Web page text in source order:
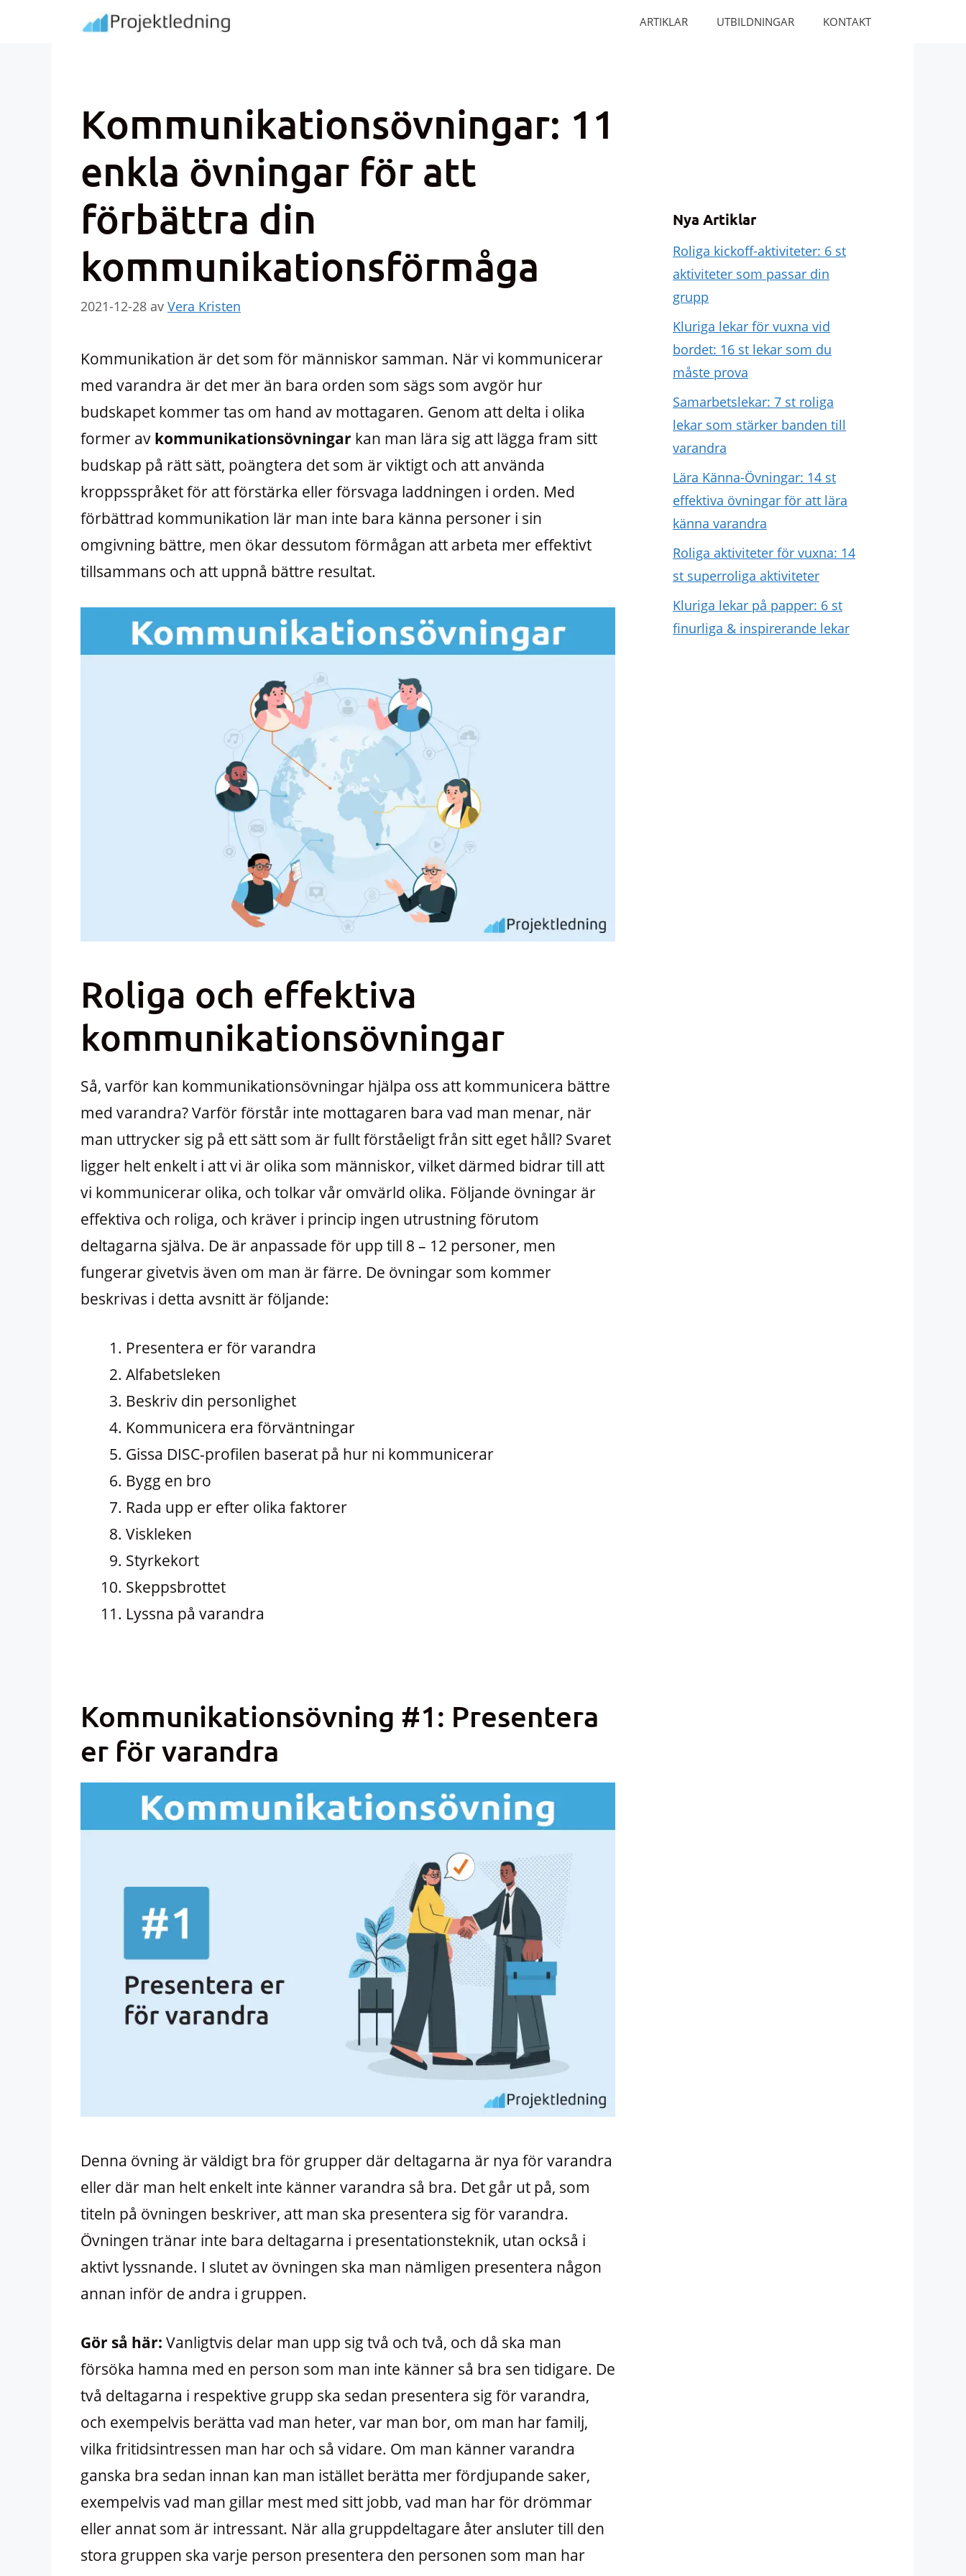
ARTIKLAR UTBILDNINGAR KONTAKT
Kommunikationsövningar: 11
enkla övningar för att
förbättra din
kommunikationsförmåga
2021-12-28 av Vera Kristen
Kommunikation är det som för människor samman. När vi kommunicerar
med varandra är det mer än bara orden som sägs som avgör hur
budskapet kommer tas om hand av mottagaren. Genom att delta i olika
former av kommunikationsövningar kan man lära sig att lägga fram sitt
budskap på rätt sätt, poängtera det som är viktigt och att använda
kroppsspråket för att förstärka eller försvaga laddningen i orden. Med
förbättrad kommunikation lär man inte bara känna personer i sin
omgivning bättre, men ökar dessutom förmågan att arbeta mer effektivt
tillsammans och att uppnå bättre resultat.
Roliga och effektiva
kommunikationsövningar
Så, varför kan kommunikationsövningar hjälpa oss att kommunicera bättre
med varandra? Varför förstår inte mottagaren bara vad man menar, när
man uttrycker sig på ett sätt som är fullt förståeligt från sitt eget håll? Svaret
ligger helt enkelt i att vi är olika som människor, vilket därmed bidrar till att
vi kommunicerar olika, och tolkar vår omvärld olika. Följande övningar är
effektiva och roliga, och kräver i princip ingen utrustning förutom
deltagarna själva. De är anpassade för upp till 8 – 12 personer, men
fungerar givetvis även om man är färre. De övningar som kommer
beskrivas i detta avsnitt är följande:
Presentera er för varandra
Alfabetsleken
Beskriv din personlighet
Kommunicera era förväntningar
Gissa DISC-profilen baserat på hur ni kommunicerar
Bygg en bro
Rada upp er efter olika faktorer
Viskleken
Styrkekort
Skeppsbrottet
Lyssna på varandra
Kommunikationsövning #1: Presentera
er för varandra
Denna övning är väldigt bra för grupper där deltagarna är nya för varandra
eller där man helt enkelt inte känner varandra så bra. Det går ut på, som
titeln på övningen beskriver, att man ska presentera sig för varandra.
Övningen tränar inte bara deltagarna i presentationsteknik, utan också i
aktivt lyssnande. I slutet av övningen ska man nämligen presentera någon
annan inför de andra i gruppen.
Gör så här: Vanligtvis delar man upp sig två och två, och då ska man
försöka hamna med en person som man inte känner så bra sen tidigare. De
två deltagarna i respektive grupp ska sedan presentera sig för varandra,
och exempelvis berätta vad man heter, var man bor, om man har familj,
vilka fritidsintressen man har och så vidare. Om man känner varandra
ganska bra sedan innan kan man istället berätta mer fördjupande saker,
exempelvis vad man gillar mest med sitt jobb, vad man har för drömmar
eller annat som är intressant. När alla gruppdeltagare åter ansluter till den
stora gruppen ska varje person presentera den personen som man har
Nya Artiklar
Roliga kickoff-aktiviteter: 6 st
aktiviteter som passar din
grupp
Kluriga lekar för vuxna vid
bordet: 16 st lekar som du
måste prova
Samarbetslekar: 7 st roliga
lekar som stärker banden till
varandra
Lära Känna-Övningar: 14 st
effektiva övningar för att lära
känna varandra
Roliga aktiviteter för vuxna: 14
st superroliga aktiviteter
Kluriga lekar på papper: 6 st
finurliga & inspirerande lekar